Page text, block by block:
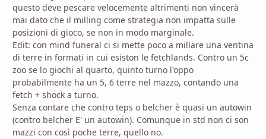
questo deve pescare velocemente altrimenti non vincerà
mai dato che il milling come strategia non impatta sulle
posizioni di gioco, se non in modo marginale.
Edit: con mind funeral ci si mette poco a millare una ventina
di terre in formati in cui esiston le fetchlands. Contro un 5c
zoo se lo giochi al quarto, quinto turno l'oppo
probabilmente ha un 5, 6 terre nel mazzo, contando una
fetch + shock a turno.
Senza contare che contro teps o belcher è quasi un autowin
(contro belcher E' un autowin). Comunque in std non ci son
mazzi con così poche terre, quello no.